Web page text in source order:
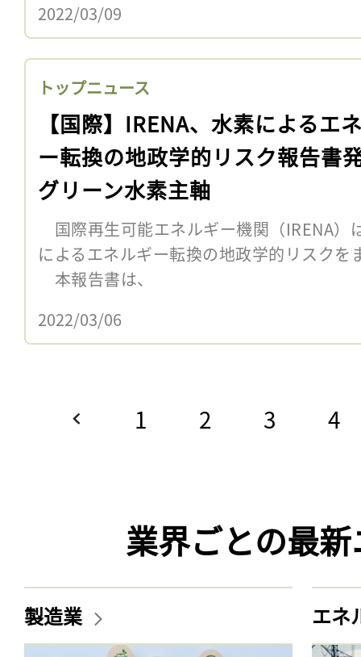
2022/03/09
トップニュース
【国際】IRENA、水素によるエ
ー転換の地政学的リスク報告書
グリーン水素主軸
国際再生可能エネルギー機関（IRENA）
によるエネルギー転換の地政学的リスク
本報告書は、
2022/03/06
1 2 3 4
業界ごとの最
製造業 エネ